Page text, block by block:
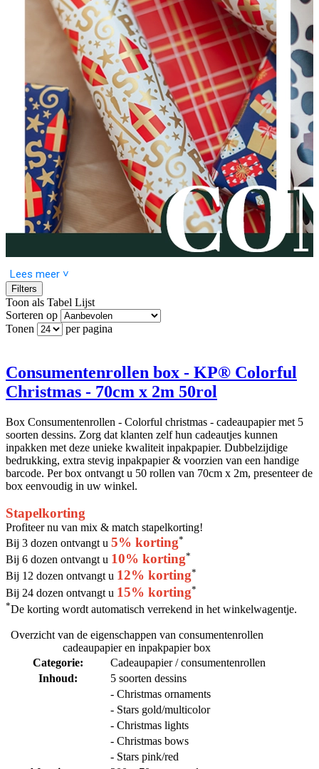
Onze nieuwe collectie consumentenrollen staan online! Elke box
presenteren. Ontdek 10 verschillende boxen in de nieuwe collectie,
waaronder feestelijke kerstprints, stijlvolle black & gold en mokka
designs, vrolijke Sinterklaasrollen, babythema’s en een ‘Best of
babycadeaus en andere feestelijke momenten.
Lees meer ˅
Filters
Toon als Tabel Lijst
Sorteren op
Tonen
per pagina
Consumentenrollen box - KP® Colorful
Christmas - 70cm x 2m 50rol
Box Consumentenrollen - Colorful christmas - cadeaupapier met 5
soorten dessins. Zorg dat klanten zelf hun cadeautjes kunnen
inpakken met deze unieke kwaliteit inpakpapier. Dubbelzijdige
bedrukking, extra stevig inpakpapier & voorzien van een handige
barcode. Per box ontvangt u 50 rollen van 70cm x 2m, presenteer de
box eenvoudig in uw winkel.
Stapelkorting
Profiteer nu van mix & match stapelkorting!
Bij 3 dozen ontvangt u 5% korting*
Bij 6 dozen ontvangt u 10% korting*
Bij 12 dozen ontvangt u 12% korting*
Bij 24 dozen ontvangt u 15% korting*
*De korting wordt automatisch verrekend in het winkelwagentje.
Overzicht van de eigenschappen van consumentenrollen
cadeaupapier en inpakpapier box
Categorie:
Cadeaupapier / consumentenrollen
Inhoud:
5 soorten dessins
- Christmas ornaments
- Stars gold/multicolor
- Christmas lights
- Christmas bows
- Stars pink/red